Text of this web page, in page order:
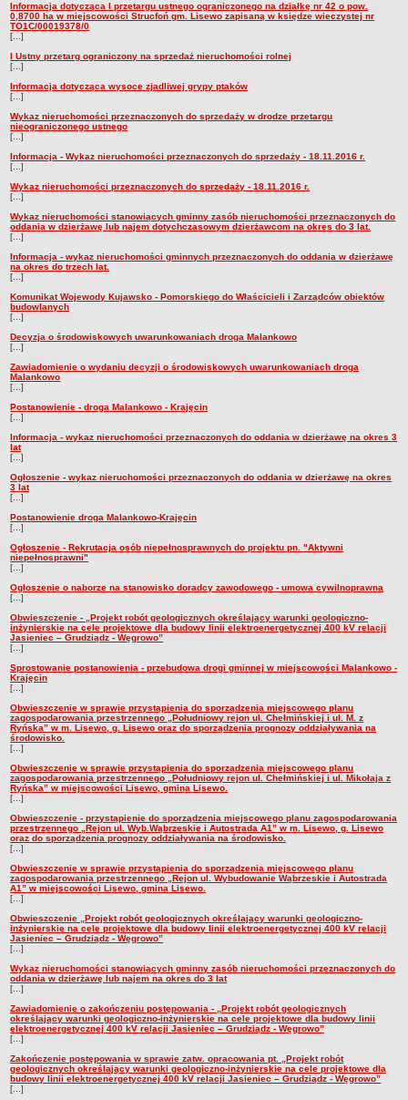
Informacja dotycząca I przetargu ustnego ograniczonego na działkę nr 42 o pow.
0,8700 ha w miejscowości Strucfoń gm. Lisewo zapisaną w księdze wieczystej nr
TO1C/00019378/0
[...]
I Ustny przetarg ograniczony na sprzedaż nieruchomości rolnej
[...]
Informacja dotycząca wysoce zjadliwej grypy ptaków
[...]
Wykaz nieruchomości przeznaczonych do sprzedaży w drodze przetargu
nieograniczonego ustnego
[...]
Informacja - Wykaz nieruchomości przeznaczonych do sprzedaży - 18.11.2016 r.
[...]
Wykaz nieruchomości przeznaczonych do sprzedaży - 18.11.2016 r.
[...]
Wykaz nieruchomości stanowiących gminny zasób nieruchomości przeznaczonych do
oddania w dzierżawę lub najem dotychczasowym dzierżawcom na okres do 3 lat.
[...]
Informacja - wykaz nieruchomości gminnych przeznaczonych do oddania w dzierżawę
na okres do trzech lat.
[...]
Komunikat Wojewody Kujawsko - Pomorskiego do Właścicieli i Zarządców obiektów
budowlanych
[...]
Decyzja o środowiskowych uwarunkowaniach droga Malankowo
[...]
Zawiadomienie o wydaniu decyzji o środowiskowych uwarunkowaniach droga
Malankowo
[...]
Postanowienie - droga Malankowo - Krajęcin
[...]
Informacja - wykaz nieruchomości przeznaczonych do oddania w dzierżawę na okres 3
lat
[...]
Ogłoszenie - wykaz nieruchomości przeznaczonych do oddania w dzierżawę na okres
3 lat
[...]
Postanowienie droga Malankowo-Krajęcin
[...]
Ogłoszenie - Rekrutacja osób niepełnosprawnych do projektu pn. "Aktywni
niepełnosprawni"
[...]
Ogłoszenie o naborze na stanowisko doradcy zawodowego - umowa cywilnoprawna
[...]
Obwieszczenie - „Projekt robót geologicznych określający warunki geologiczno-
inżynierskie na cele projektowe dla budowy linii elektroenergetycznej 400 kV relacji
Jasieniec – Grudziądz - Węgrowo”
[...]
Sprostowanie postanowienia - przebudowa drogi gminnej w miejscowości Malankowo -
Krajęcin
[...]
Obwieszczenie w sprawie przystąpienia do sporządzenia miejscowego planu
zagospodarowania przestrzennego „Południowy rejon ul. Chełmińskiej i ul. M. z
Ryńska” w m. Lisewo, g. Lisewo oraz do sporządzenia prognozy oddziaływania na
środowisko.
[...]
Obwieszczenie w sprawie przystąpienia do sporządzenia miejscowego planu
zagospodarowania przestrzennego „Południowy rejon ul. Chełmińskiej i ul. Mikołaja z
Ryńska” w miejscowości Lisewo, gmina Lisewo.
[...]
Obwieszczenie - przystąpienie do sporządzenia miejscowego planu zagospodarowania
przestrzennego „Rejon ul. Wyb.Wąbrzeskie i Autostrada A1” w m. Lisewo, g. Lisewo
oraz do sporządzenia prognozy oddziaływania na środowisko.
[...]
Obwieszczenie w sprawie przystąpienia do sporządzenia miejscowego planu
zagospodarowania przestrzennego „Rejon ul. Wybudowanie Wąbrzeskie i Autostrada
A1” w miejscowości Lisewo, gmina Lisewo.
[...]
Obwieszczenie „Projekt robót geologicznych określający warunki geologiczno-
inżynierskie na cele projektowe dla budowy linii elektroenergetycznej 400 kV relacji
Jasieniec – Grudziądz - Węgrowo”
[...]
Wykaz nieruchomości stanowiących gminny zasób nieruchomości przeznaczonych do
oddania w dzierżawę lub najem na okres do 3 lat
[...]
Zawiadomienie o zakończeniu postępowania - „Projekt robót geologicznych
określający warunki geologiczno-inżynierskie na cele projektowe dla budowy linii
elektroenergetycznej 400 kV relacji Jasieniec – Grudziądz - Węgrowo”
[...]
Zakończenie postępowania w sprawie zatw. opracowania pt. „Projekt robót
geologicznych określający warunki geologiczno-inżynierskie na cele projektowe dla
budowy linii elektroenergetycznej 400 kV relacji Jasieniec – Grudziądz - Węgrowo”
[...]